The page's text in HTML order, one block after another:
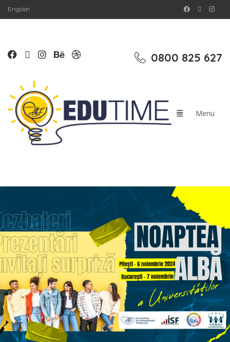
English
0800 825 627